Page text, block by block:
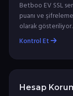
Betboo EV SSL
puanı ve
olarak gösteriliyor.
Kontrol Et
Hesap